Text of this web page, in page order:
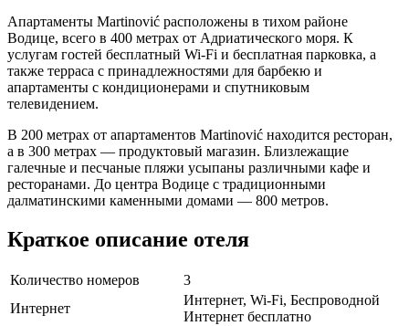
Апартаменты Martinović расположены в тихом районе
Водице, всего в 400 метрах от Адриатического моря. К
услугам гостей бесплатный Wi-Fi и бесплатная парковка, а
также терраса с принадлежностями для барбекю и
апартаменты с кондиционерами и спутниковым
телевидением.
В 200 метрах от апартаментов Martinović находится ресторан,
а в 300 метрах — продуктовый магазин. Близлежащие
галечные и песчаные пляжи усыпаны различными кафе и
ресторанами. До центра Водице с традиционными
далматинскими каменными домами — 800 метров.
Краткое описание отеля
Количество номеров
3
Интернет
Интернет, Wi-Fi, Беспроводной
Интернет бесплатно